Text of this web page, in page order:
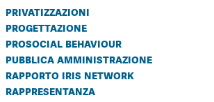
privatizzazioni
progettazione
prosocial behaviour
pubblica amministrazione
rapporto iris network
rappresentanza